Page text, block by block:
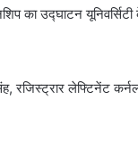
का उद्घाटन
रजिस्ट्रार लेफ्टिनेंट